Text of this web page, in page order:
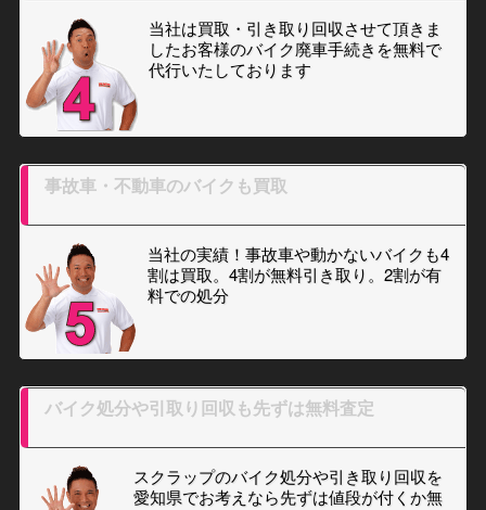
当社は買取・引き取り回収させて頂きま
したお客様のバイク廃車手続きを無料で
代行いたしております
事故車・不動車のバイクも買取
当社の実績！事故車や動かないバイクも4
割は買取。4割が無料引き取り。2割が有
料での処分
バイク処分や引取り回収も先ずは無料査定
スクラップのバイク処分や引き取り回収を
愛知県でお考えなら先ずは値段が付くか無